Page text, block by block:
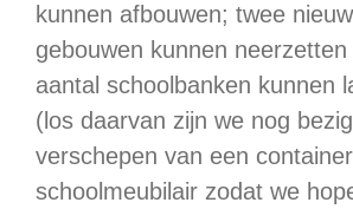
kunnen afbouwen; twee
gebouwen kunnen
aantal schoolbanken kunnen
(los daarvan zijn we nog
verschepen van een
schoolmeubilair zodat we